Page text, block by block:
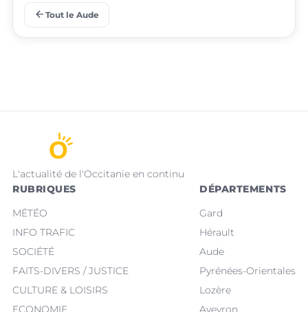
arrow_back Tout le Aude
L'actualité de l'Occitanie en continu
RUBRIQUES
MÉTÉO
INFO TRAFIC
SOCIÉTÉ
FAITS-DIVERS / JUSTICE
CULTURE & LOISIRS
ECONOMIE
DÉPARTEMENTS
Gard
Hérault
Aude
Pyrénées-Orientales
Lozère
Aveyron